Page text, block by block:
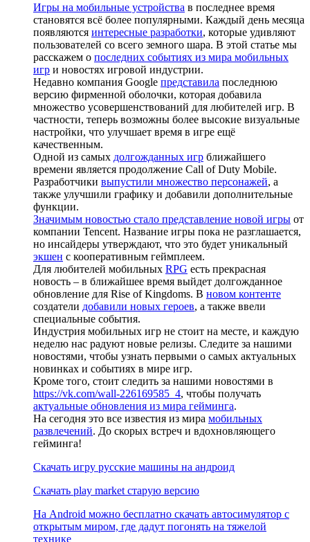
Игры на мобильные устройства в последнее время
становятся всё более популярными. Каждый день месяца
появляются интересные разработки, которые удивляют
пользователей со всего земного шара. В этой статье мы
расскажем о последних событиях из мира мобильных
игр и новостях игровой индустрии.
Недавно компания Google представила последнюю
версию фирменной оболочки, которая добавила
множество усовершенствований для любителей игр. В
частности, теперь возможны более высокие визуальные
настройки, что улучшает время в игре ещё
качественным.
Одной из самых долгожданных игр ближайшего
времени является продолжение Call of Duty Mobile.
Разработчики выпустили множество персонажей, а
также улучшили графику и добавили дополнительные
функции.
Значимым новостью стало представление новой игры от
компании Tencent. Название игры пока не разглашается,
но инсайдеры утверждают, что это будет уникальный
экшен с кооперативным геймплеем.
Для любителей мобильных RPG есть прекрасная
новость – в ближайшее время выйдет долгожданное
обновление для Rise of Kingdoms. В новом контенте
создатели добавили новых героев, а также ввели
специальные события.
Индустрия мобильных игр не стоит на месте, и каждую
неделю нас радуют новые релизы. Следите за нашими
новостями, чтобы узнать первыми о самых актуальных
новинках и событиях в мире игр.
Кроме того, стоит следить за нашими новостями в
https://vk.com/wall-226169585_4, чтобы получать
актуальные обновления из мира гейминга.
На сегодня это все известия из мира мобильных
развлечений. До скорых встреч и вдохновляющего
гейминга!
Скачать игру русские машины на андроид
Скачать play market старую версию
На Android можно бесплатно скачать автосимулятор с
открытым миром, где дадут погонять на тяжелой
технике